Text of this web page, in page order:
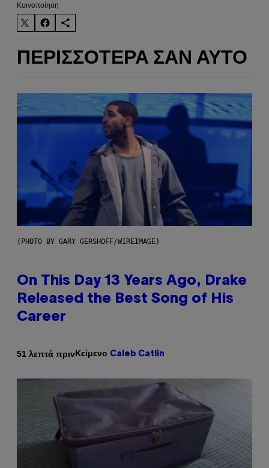
Kοινοποίηση
ΠΕΡΙΣΣΌΤΕΡΑ ΣΑΝ ΑΥΤΌ
(PHOTO BY GARY GERSHOFF/WIREIMAGE)
On This Day 13 Years Ago, Drake
Released the Best Song of His
Career
51 λεπτά πρινΚείμενο Caleb Catlin